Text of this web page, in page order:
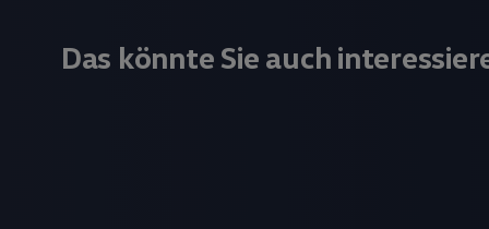
Das könnte Sie auch